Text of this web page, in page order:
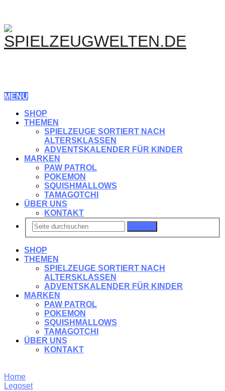
MENU
SHOP
THEMEN
SPIELZEUGE SORTIERT NACH
ALTERSKLASSEN
ADVENTSKALENDER FÜR KINDER
MARKEN
PAW PATROL
POKEMON
SQUISHMALLOWS
TAMAGOTCHI
ÜBER UNS
KONTAKT
SHOP
THEMEN
SPIELZEUGE SORTIERT NACH
ALTERSKLASSEN
ADVENTSKALENDER FÜR KINDER
MARKEN
PAW PATROL
POKEMON
SQUISHMALLOWS
TAMAGOTCHI
ÜBER UNS
KONTAKT
Home
Legoset